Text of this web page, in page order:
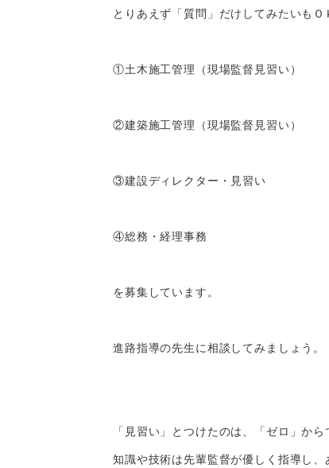
とりあえず「質問」だけしてみたいもＯ
①土木施工管理（現場監督見習い）
②建築施工管理（現場監督見習い）
③建設ディレクター・見習い
④総務・経理事務
を募集しています。
進路指導の先生に相談してみましょう。
「見習い」とつけたのは、「ゼロ」か
知識や技術は先輩監督が優しく指導し、